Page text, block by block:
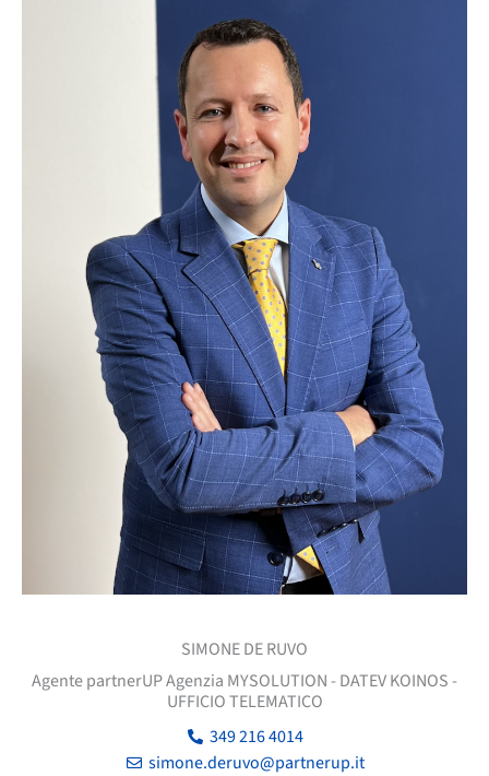
SIMONE DE RUVO
Agente partnerUP Agenzia MYSOLUTION - DATEV KOINOS -
UFFICIO TELEMATICO
349 216 4014
simone.deruvo@partnerup.it